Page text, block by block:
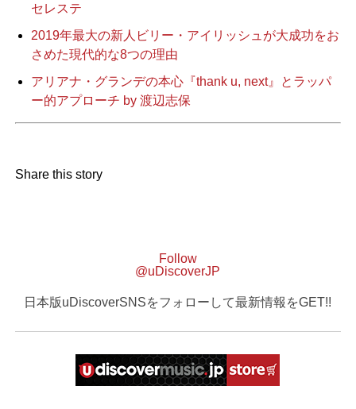
セレステ
2019年最大の新人ビリー・アイリッシュが大成功をお
さめた現代的な8つの理由
アリアナ・グランデの本心『thank u, next』とラッパ
ー的アプローチ by 渡辺志保
Share this story
Follow
@uDiscoverJP
日本版uDiscoverSNSをフォローして最新情報をGET!!